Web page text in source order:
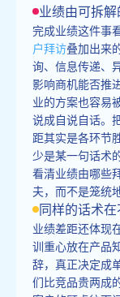
业绩由可拆
完成业绩这件事
户拜访叠加出来
询、信息传递、
影响商机能否推
业的方案也容易
说成自说自话。
距其实是各环节
少是某一句话术
看清业绩由哪些
夫，而不是笼统
同样的话术
业绩差距还体现
训重心放在产品
辞，真正决定成
们比竞品贵两成